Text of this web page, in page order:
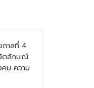
กาลที่ 4
อัตลักษณ์
ม ความ